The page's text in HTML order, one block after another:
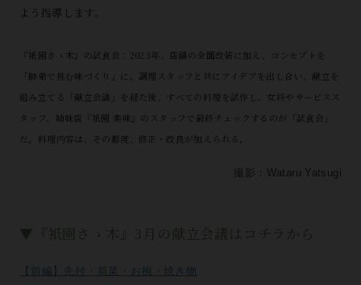
よう指導します。
『衹園さゝ木』の試食会：2023年、店舗の全面改装に加え、コンセプトを
「師弟で挑む味づくり」に。調理スタッフと共にアイデアを出し合い、献立を
組み立てる「献立会議」を経た後、すべての料理を試作し、女将やサービスス
タッフ、姉妹店『衹園 楽味』のスタッフで最終チェックするのが「試食会」
だ。料理内容は、その都度、修正・改良が加えられる。
撮影：Wataru Yatsugi
▼『衹園さゝ木』3月の献立会議はコチラから
【前編】先付・前菜・お椀・焼き物